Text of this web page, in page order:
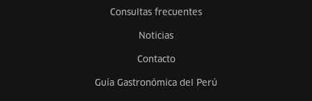
Consultas frecuentes
Noticias
Contacto
Guía Gastronómica del Perú